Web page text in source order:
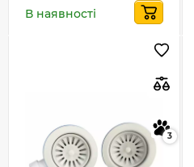
В наявності
3